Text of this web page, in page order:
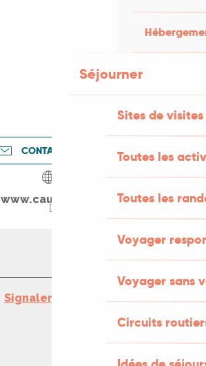
Séjourner
Sites de visites
Toutes les
Toutes les
Voyager
Voyager sans
Circuits
CONTACTEZ-NOUS
www.cauvaldor.fr
Signaler une erreur